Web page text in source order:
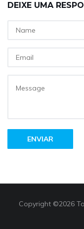
DEIXE UMA
ENVIAR
Copyright ©2026